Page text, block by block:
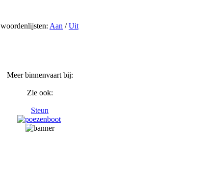
Aan /Uit
Meer binnenvaart bij:
Zie ook:
Steun